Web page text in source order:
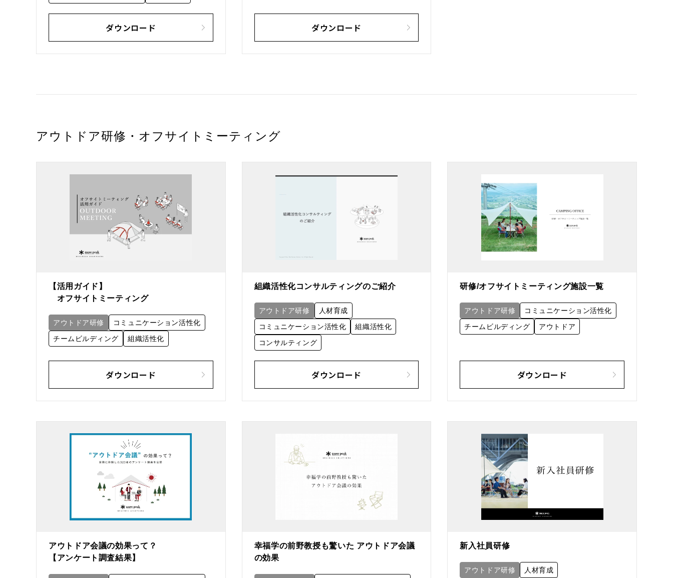
ダウンロード ダウンロード
アウトドア研修・オフサイトミーティング
【活用ガイド】
オフサイトミーティング
アウトドア研修
コミュニケーション活性化
チームビルディング
組織活性化
ダウンロード
組織活性化コンサルティングのご紹介
アウトドア研修
人材育成
コミュニケーション活性化
組織活性化
コンサルティング
ダウンロード
研修/オフサイトミーティング施設一覧
アウトドア研修
コミュニケーション活性化
チームビルディング
アウトドア
ダウンロード
アウトドア会議の効果って？
【アンケート調査結果】
幸福学の前野教授も驚いた アウトドア会議
の効果
新入社員研修
アウトドア研修 人材育成